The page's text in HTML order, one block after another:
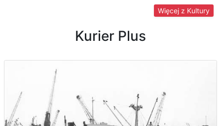
Więcej z Kultury
Kurier Plus